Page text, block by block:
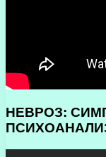
НЕВРОЗ: